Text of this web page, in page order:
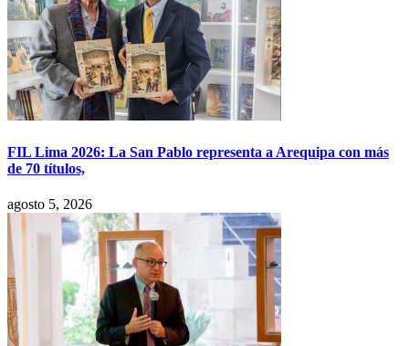
FIL Lima 2026: La San Pablo representa a Arequipa con más
de 70 títulos,
agosto 5, 2026